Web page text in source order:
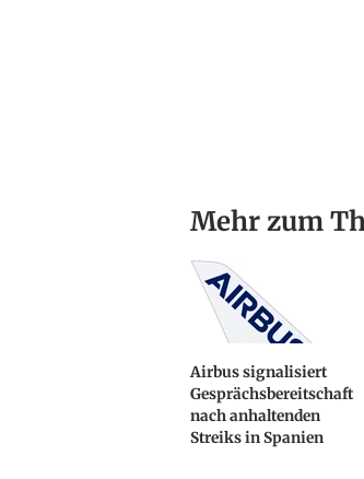
Mehr zum
Airbus signalisiert
Gesprächsbereitschaft
nach anhaltenden
Streiks in Spanien